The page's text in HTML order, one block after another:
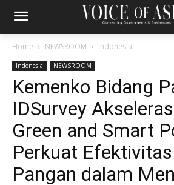
Home NEWSROOM Indonesia
Indonesia NEWSROOM
Kemenko Bidang
IDSurvey
Green and Smart
Perkuat
Pangan dalam